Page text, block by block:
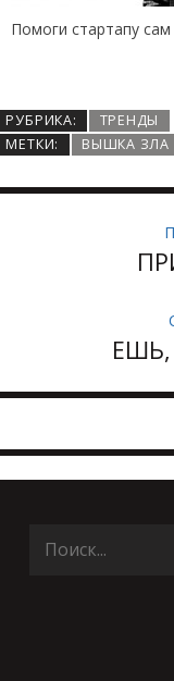
Помоги стартапу сам
РУБРИКА:
ТРЕНДЫ
МЕТКИ:
ВЫШКА ЗЛА